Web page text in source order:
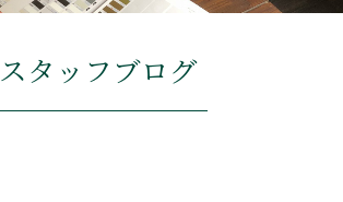
スタッフブログ